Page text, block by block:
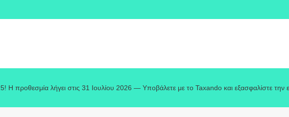
προθεσμία λήγει στις 31 Ιουλίου 2026 — Υποβάλετε με το Taxando και εξασφαλίστε την